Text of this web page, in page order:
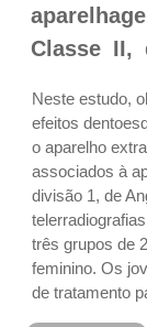
Classe II,
Neste estudo,
efeitos
o aparelho
associados à
divisão 1, de
três grupos de
feminino. Os
de tratamento